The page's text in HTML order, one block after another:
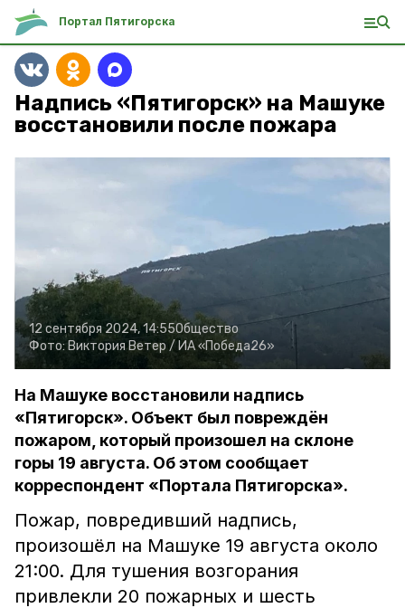
Портал Пятигорска
Надпись «Пятигорск» на Машуке
восстановили после пожара
12 сентября 2024, 14:55Общество
Фото: Виктория Ветер / ИА «Победа26»
На Машуке восстановили надпись
«Пятигорск». Объект был повреждён
пожаром, который произошел на склоне
горы 19 августа. Об этом сообщает
корреспондент «Портала Пятигорска».
Пожар, повредивший надпись,
произошёл на Машуке 19 августа около
21:00. Для тушения возгорания
привлекли 20 пожарных и шесть